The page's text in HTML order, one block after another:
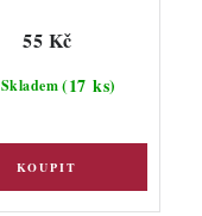
Skladem(17 ks)
55 Kč